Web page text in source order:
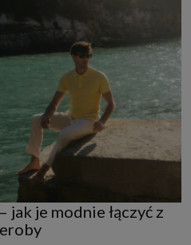
je modnie łączyć z